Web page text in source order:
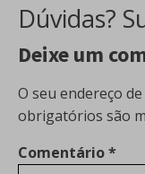
Dúvidas?
Deixe um
O seu endereço
obrigatórios são
Comentário*